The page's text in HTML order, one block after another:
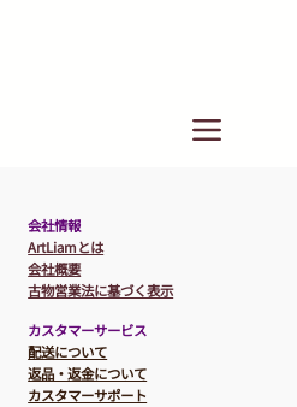
​会社情報
ArtLiamとは
会社概要
​​古物営業法に基づく表示
カスタマーサービス
​配送について
返品・返金について
カスタマーサポート